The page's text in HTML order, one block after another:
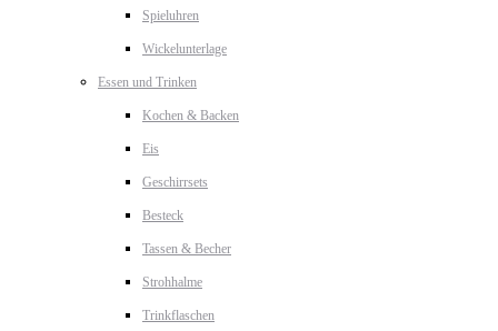
Spieluhren
Wickelunterlage
Essen und Trinken
Kochen & Backen
Eis
Geschirrsets
Besteck
Tassen & Becher
Strohhalme
Trinkflaschen